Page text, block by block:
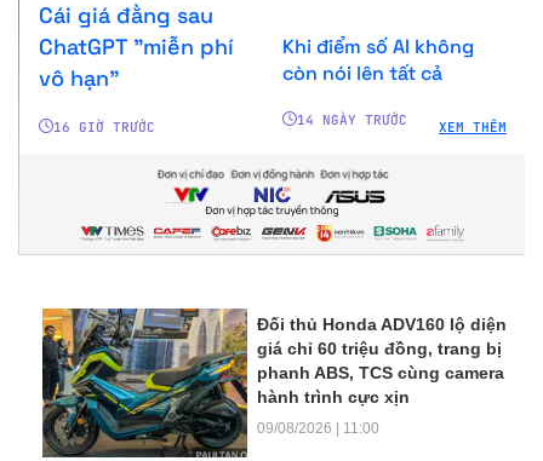
Cái giá đằng sau
ChatGPT "miễn phí
vô hạn"
16 GIỜ TRƯỚC
Khi điểm số AI không
còn nói lên tất cả
14 NGÀY TRƯỚC XEM THÊM
Đối thủ Honda ADV160 lộ diện
giá chỉ 60 triệu đồng, trang bị
phanh ABS, TCS cùng camera
hành trình cực xịn
09/08/2026 | 11:00